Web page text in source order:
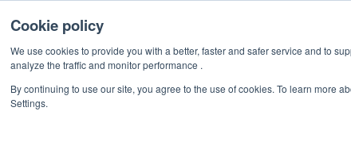
Cookie policy
We use cookies to provide you with a better, faster and safer service and to
analyze the traffic and monitor performance .
By continuing to use our site, you agree to the use of cookies. To learn more
Settings.
FR